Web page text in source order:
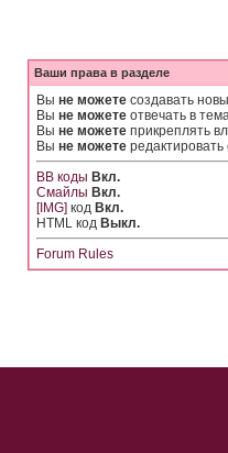
Ваши права в разделе
Вы не можете создавать
Вы не можете отвечать в
Вы не можете прикреплять
Вы не можете
BB коды Вкл.
Смайлы Вкл.
[IMG] код Вкл.
HTML код Выкл.
Forum Rules